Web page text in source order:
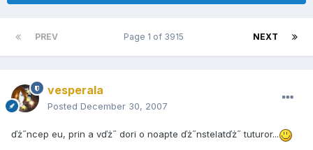
PREV NEXT
Page 1 of 3915
vesperala
Posted December 30, 2007
ďż˝ncep eu, prin a vďż˝ dori o noapte ďż˝nstelatďż˝ tuturor...